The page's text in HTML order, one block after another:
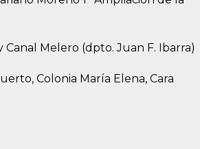
Canal Melero (dpto. Juan F. Ibarra)
Colonia María Elena, Cara